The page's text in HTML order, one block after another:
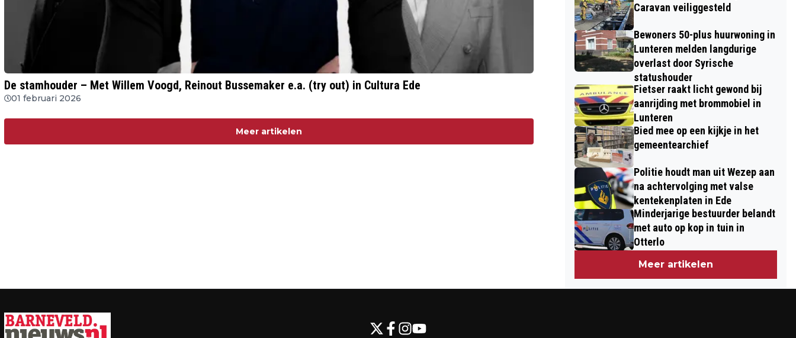
De stamhouder – Met Willem Voogd, Reinout Bussemaker e.a. (try out) in Cultura Ede
01 februari 2026
Meer artikelen
Caravan veiliggesteld
Bewoners 50-plus huurwoning in
Lunteren melden langdurige
overlast door Syrische
statushouder
Fietser raakt licht gewond bij
aanrijding met brommobiel in
Lunteren
Bied mee op een kijkje in het
gemeentearchief
Politie houdt man uit Wezep aan
na achtervolging met valse
kentekenplaten in Ede
Minderjarige bestuurder belandt
met auto op kop in tuin in
Otterlo
Meer artikelen